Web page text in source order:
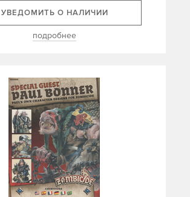
УВЕДОМИТЬ О НАЛИЧИИ
подробнее